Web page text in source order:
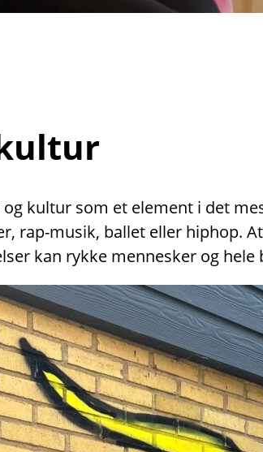
kultur som et element i det
rap-musik, ballet eller hiphop.
kan rykke mennesker og hele